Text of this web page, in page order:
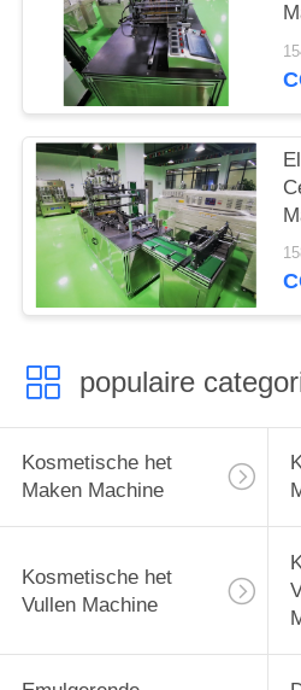
populaire
Kosmetische het
Maken Machine
Kosmetische het
Vullen Machine